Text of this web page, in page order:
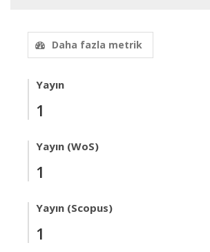
Daha fazla metrik
Yayın
1
Yayın (WoS)
1
Yayın (Scopus)
1